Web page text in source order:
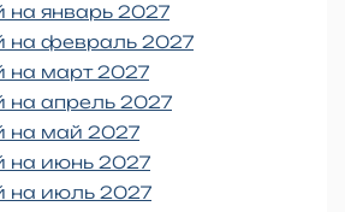
январь 2027
на февраль 2027
на март 2027
на апрель 2027
на май 2027
на июнь 2027
на июль 2027